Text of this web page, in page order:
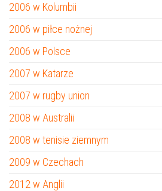
2006 w Kolumbii
2006 w piłce nożnej
2006 w Polsce
2007 w Katarze
2007 w rugby union
2008 w Australii
2008 w tenisie ziemnym
2009 w Czechach
2012 w Anglii